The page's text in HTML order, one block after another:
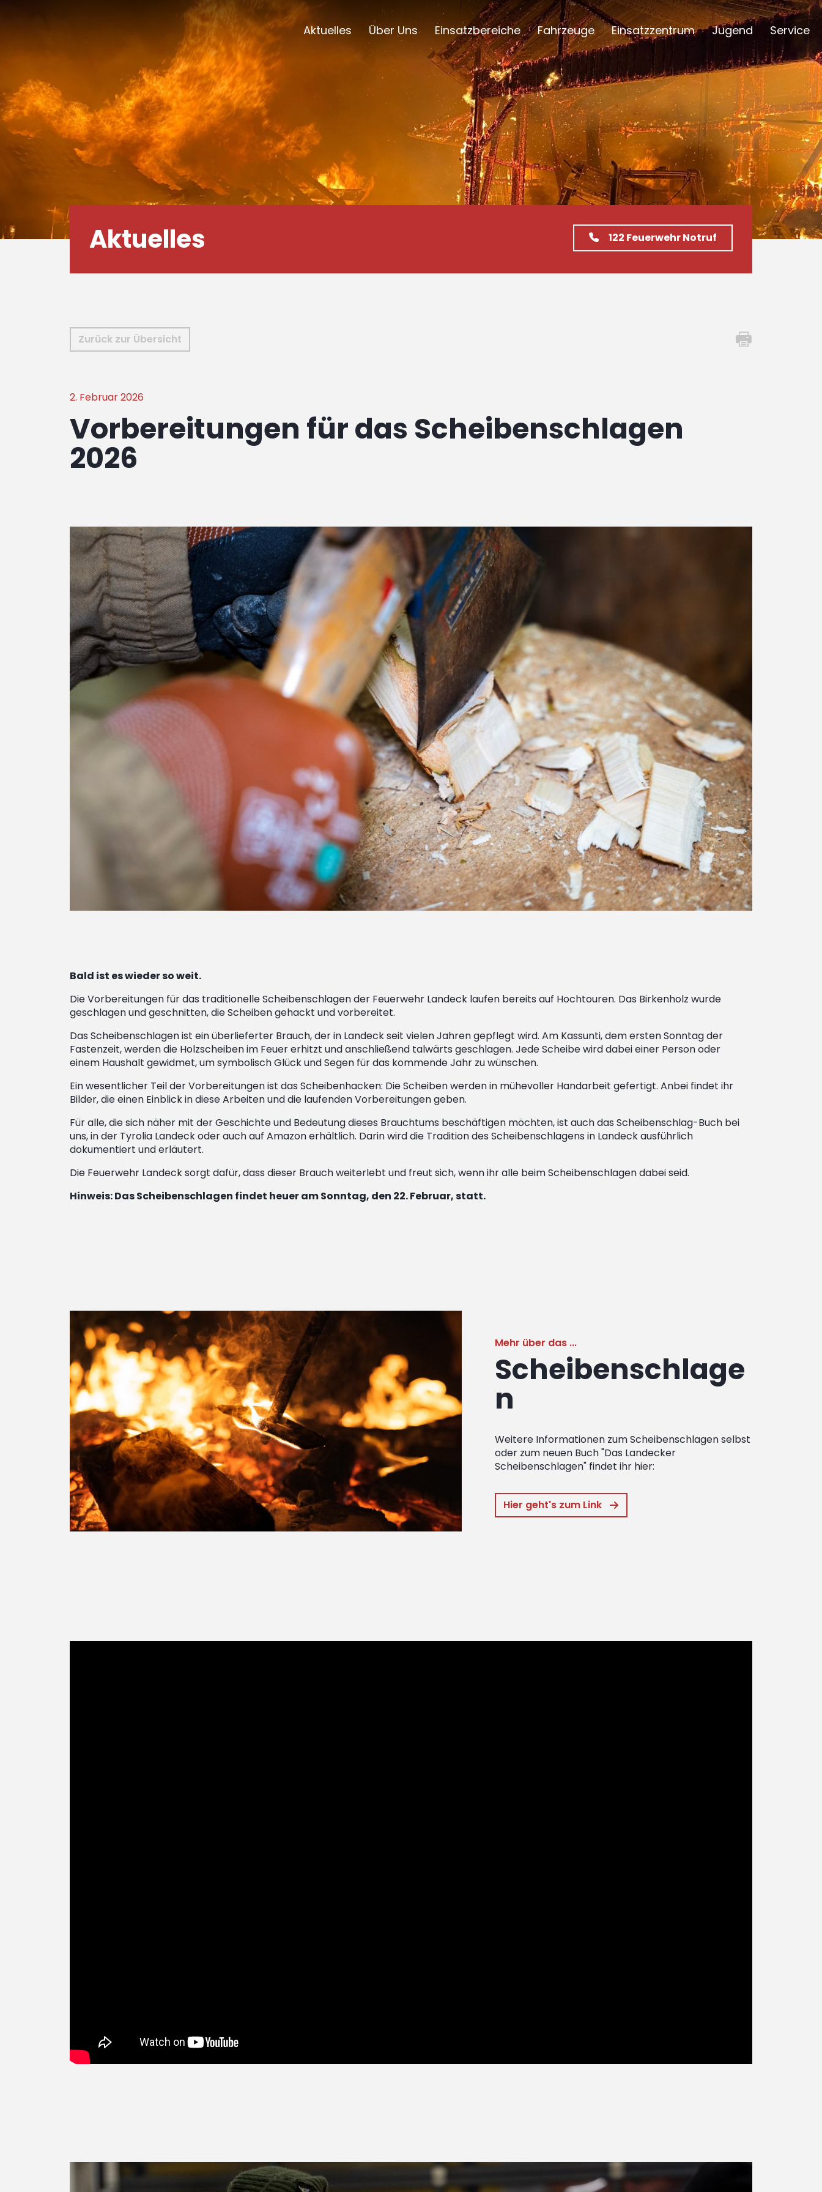
Aktuelles Über Uns Einsatzbereiche Fahrzeuge Einsatzzentrum Jugend Service
Aktuelles 122 Feuerwehr Notruf
Zurück zur Übersicht
2. Februar 2026
Vorbereitungen für das Scheibenschlagen
2026
Bald ist es wieder so weit.
Die Vorbereitungen für das traditionelle Scheibenschlagen der Feuerwehr Landeck laufen bereits auf Hochtouren. Das Birkenholz wurde
geschlagen und geschnitten, die Scheiben gehackt und vorbereitet.
Das Scheibenschlagen ist ein überlieferter Brauch, der in Landeck seit vielen Jahren gepflegt wird. Am Kassunti, dem ersten Sonntag der
Fastenzeit, werden die Holzscheiben im Feuer erhitzt und anschließend talwärts geschlagen. Jede Scheibe wird dabei einer Person oder
einem Haushalt gewidmet, um symbolisch Glück und Segen für das kommende Jahr zu wünschen.
Ein wesentlicher Teil der Vorbereitungen ist das Scheibenhacken: Die Scheiben werden in mühevoller Handarbeit gefertigt. Anbei findet ihr
Bilder, die einen Einblick in diese Arbeiten und die laufenden Vorbereitungen geben.
Für alle, die sich näher mit der Geschichte und Bedeutung dieses Brauchtums beschäftigen möchten, ist auch das Scheibenschlag-Buch bei
uns, in der Tyrolia Landeck oder auch auf Amazon erhältlich. Darin wird die Tradition des Scheibenschlagens in Landeck ausführlich
dokumentiert und erläutert.
Die Feuerwehr Landeck sorgt dafür, dass dieser Brauch weiterlebt und freut sich, wenn ihr alle beim Scheibenschlagen dabei seid.
Hinweis: Das Scheibenschlagen findet heuer am Sonntag, den 22. Februar, statt.
Mehr über das ...
Scheibenschlage
n
Weitere Informationen zum Scheibenschlagen selbst
oder zum neuen Buch "Das Landecker
Scheibenschlagen" findet ihr hier:
Hier geht's zum Link